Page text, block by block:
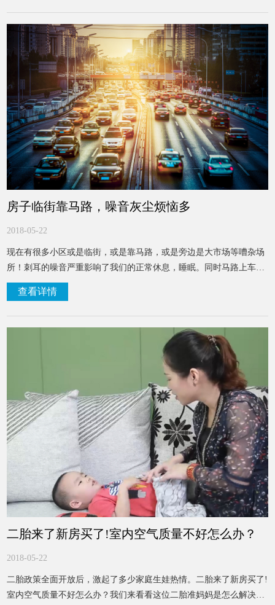
房子临街靠马路，噪音灰尘烦恼多
2018-05-22
现在有很多小区或是临街，或是靠马路，或是旁边是大市场等嘈杂场
所！刺耳的噪音严重影响了我们的正常休息，睡眠。同时马路上车来
车往，灰尘也很多。噪音和灰尘确实给我们生活带来了不少烦恼。
查看详情
二胎来了新房买了!室内空气质量不好怎么办？
2018-05-22
二胎政策全面开放后，激起了多少家庭生娃热情。二胎来了新房买了!
室内空气质量不好怎么办？我们来看看这位二胎准妈妈是怎么解决